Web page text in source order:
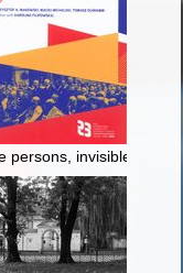
Jakubowskiego"
persons, invisible